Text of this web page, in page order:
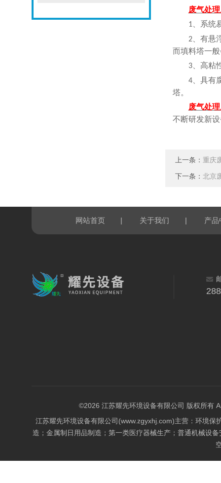
废气处
1 、系
2、有悬
而填料塔一
3、高粘
4、具有
塔。
废气处
不断研发新
上一条： 重庆
下一条： 北京
网站首页 | 关于我们 | 产品
©2026 江苏耀先环境设备有限公司 版权所有
江苏耀先环境设备有限公司(www.zgyxhj.com)主营：环境
造；金属制日用品制造；第一类医疗器械生产；普通机械设